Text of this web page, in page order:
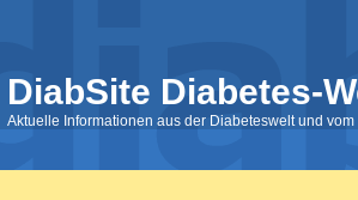
DiabSite Diabetes-
Aktuelle Informationen aus der Diabeteswelt und